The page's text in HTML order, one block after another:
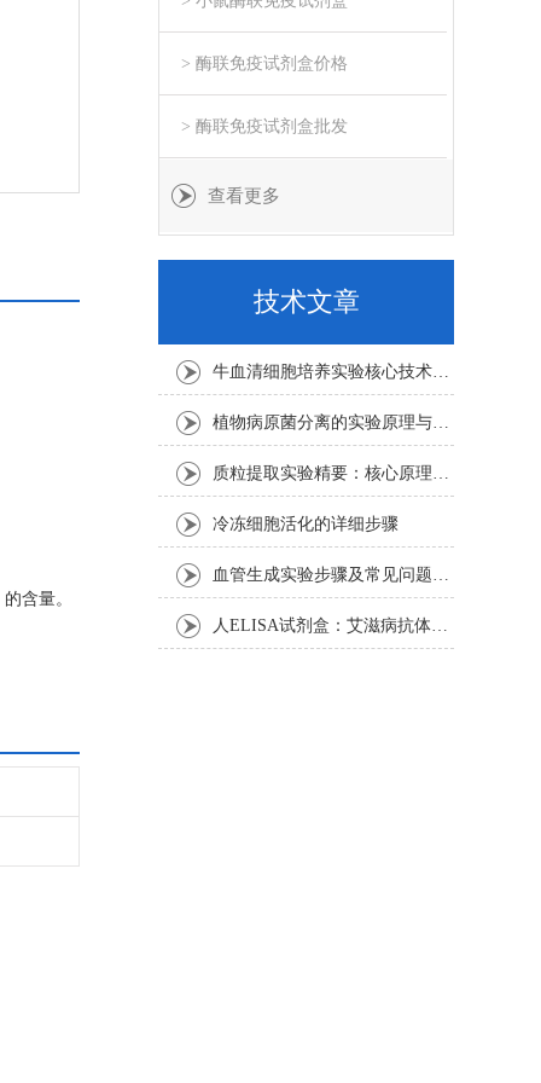
含量。
> 酶联免疫试剂盒价格
> 酶联免疫试剂盒批发
查看更多
技术文章
牛血清细胞培养实验核心技术要点
植物病原菌分离的实验原理与操作步骤
质粒提取实验精要：核心原理与关键步骤
冷冻细胞活化的详细步骤
血管生成实验步骤及常见问题解析
人ELISA试剂盒：艾滋病抗体检测的简单指南